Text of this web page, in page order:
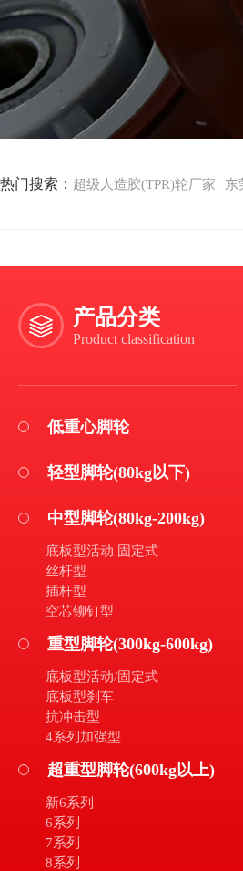
热门搜索： 超级人造胶(TPR)轮厂家 东
产品分类
Product classification
低重心脚轮
轻型脚轮(80kg以下)
中型脚轮(80kg-200kg)
底板型活动 固定式
丝杆型
插杆型
空芯铆钉型
重型脚轮(300kg-600kg)
底板型活动/固定式
底板型刹车
抗冲击型
4系列加强型
超重型脚轮(600kg以上)
新6系列
6系列
7系列
8系列